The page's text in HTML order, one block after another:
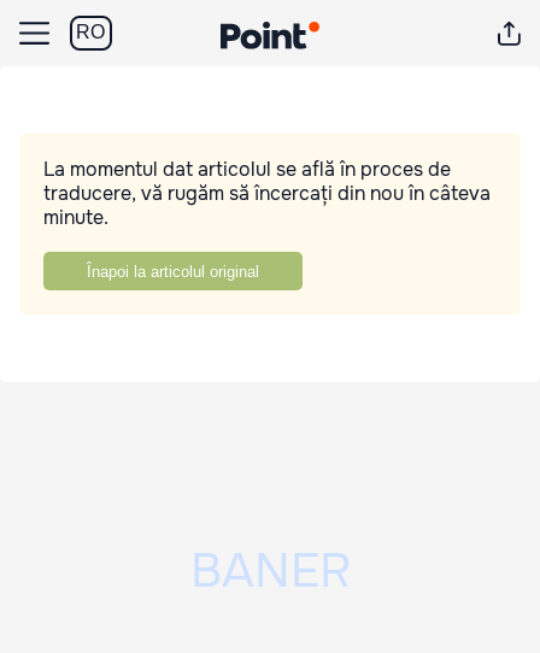
RO
La momentul dat articolul se află în proces de
traducere, vă rugăm să încercați din nou în câteva
minute.
Înapoi la articolul original